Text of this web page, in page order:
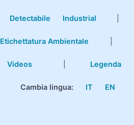
Detectabile Industrial
Etichettatura Ambientale
Videos Legenda
Cambia lingua: IT EN